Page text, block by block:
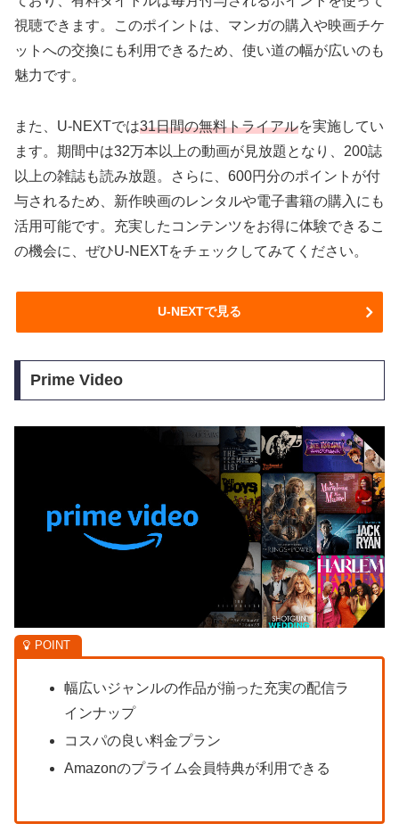
視聴できます。このポイントは、マンガの購入や映画チケ
ットへの交換にも利用できるため、使い道の幅が広いのも
魅力です。
また、U-NEXTでは31日間の無料トライアルを実施してい
ます。期間中は32万本以上の動画が見放題となり、200誌
以上の雑誌も読み放題。さらに、600円分のポイントが付
与されるため、新作映画のレンタルや電子書籍の購入にも
活用可能です。充実したコンテンツをお得に体験できるこ
の機会に、ぜひU-NEXTをチェックしてみてください。
U-NEXTで見る
Prime Video
幅広いジャンルの作品が揃った充実の配信ラ
インナップ
コスパの良い料金プラン
Amazonのプライム会員特典が利用できる